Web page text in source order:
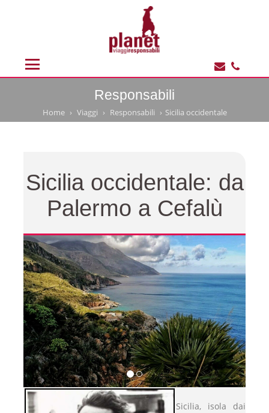
Responsabili
Home Viaggi Responsabili Sicilia occidentale
Sicilia occidentale: da
Palermo a Cefalù
Sicilia, isola dai